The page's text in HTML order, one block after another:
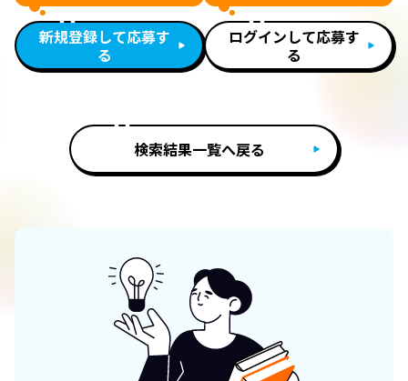
新規登録して応募す
る
ログインして応募す
る
検索結果一覧へ戻る